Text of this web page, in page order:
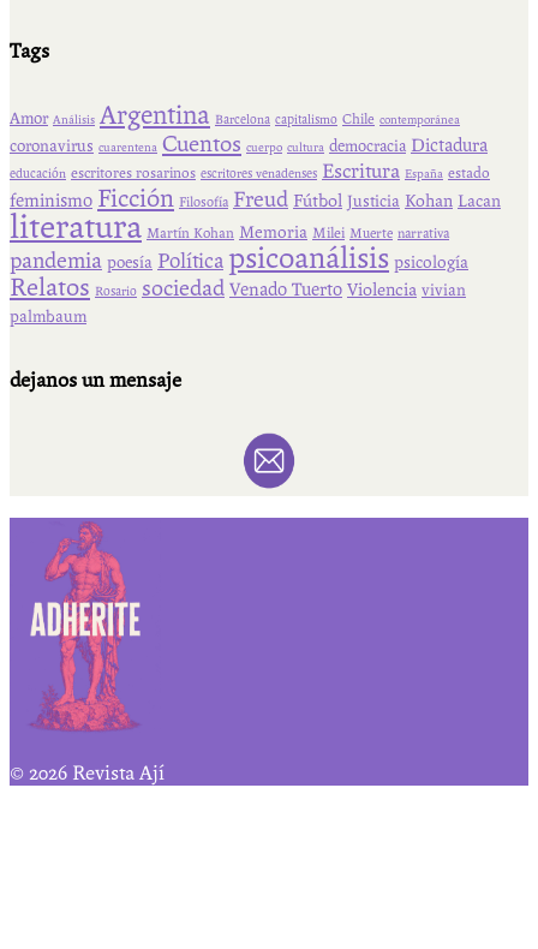
Tags
Amor Análisis Argentina Barcelona capitalismo Chile contemporánea
coronavirus cuarentena Cuentos cuerpo cultura democracia Dictadura
educación escritores rosarinos escritores venadenses Escritura España estado
feminismo Ficción Filosofía Freud Fútbol Justicia Kohan Lacan
literatura Martín Kohan Memoria Milei Muerte narrativa
pandemia poesía Política psicoanálisis psicología
Relatos Rosario sociedad Venado Tuerto Violencia vivian
palmbaum
dejanos un mensaje
© 2026 Revista Ají